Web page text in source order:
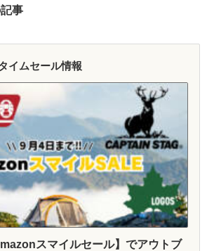
事
イムセール情報
スマイルセール】でアウトブ